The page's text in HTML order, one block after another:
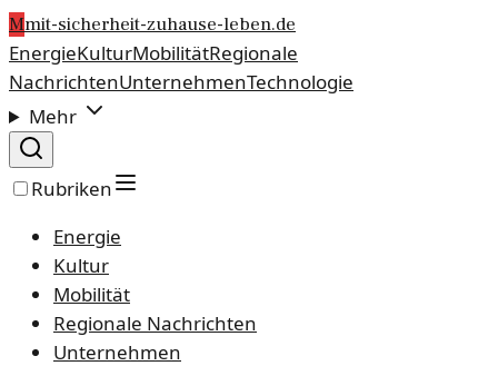
Mmit-sicherheit-zuhause-leben.de
EnergieKulturMobilitätRegionale
NachrichtenUnternehmenTechnologie
Mehr
Rubriken
Energie
Kultur
Mobilität
Regionale Nachrichten
Unternehmen